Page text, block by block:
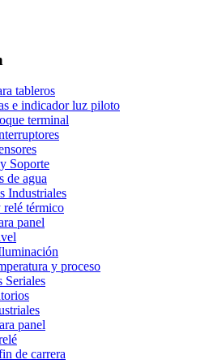
tableros
e indicador luz piloto
terminal
Soporte
de agua
Industriales
relé térmico
panel
y proceso
Seriales
panel
de carrera